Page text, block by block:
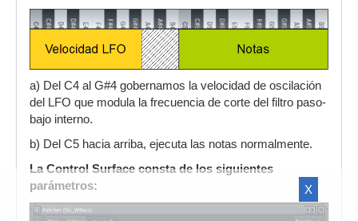
a) Del C4 al G#4 gobernamos la velocidad de oscilación
del LFO que modula la frecuencia de corte del filtro paso-
bajo interno.
b) Del C5 hacia arriba, ejecuta las notas normalmente.
La Control Surface consta de los siguientes
parámetros:
X